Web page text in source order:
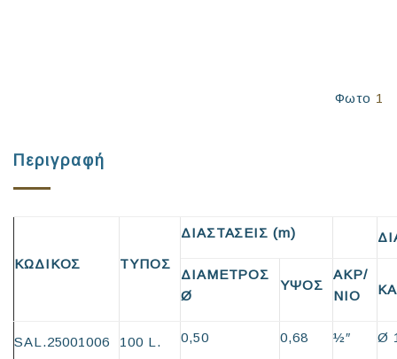
Φωτο 1
Περιγραφή
ΚΩΔΙΚΟΣ ΤΥΠΟΣ
ΔΙΑΣΤΑΣΕΙΣ (m)
ΔΙΑΜΕΤΡΟΣ
Ø
ΥΨΟΣ
ΑΚΡ/
ΝΙΟ
SAL.25001006 100 L. 0,50 0,68 ½″ Ø